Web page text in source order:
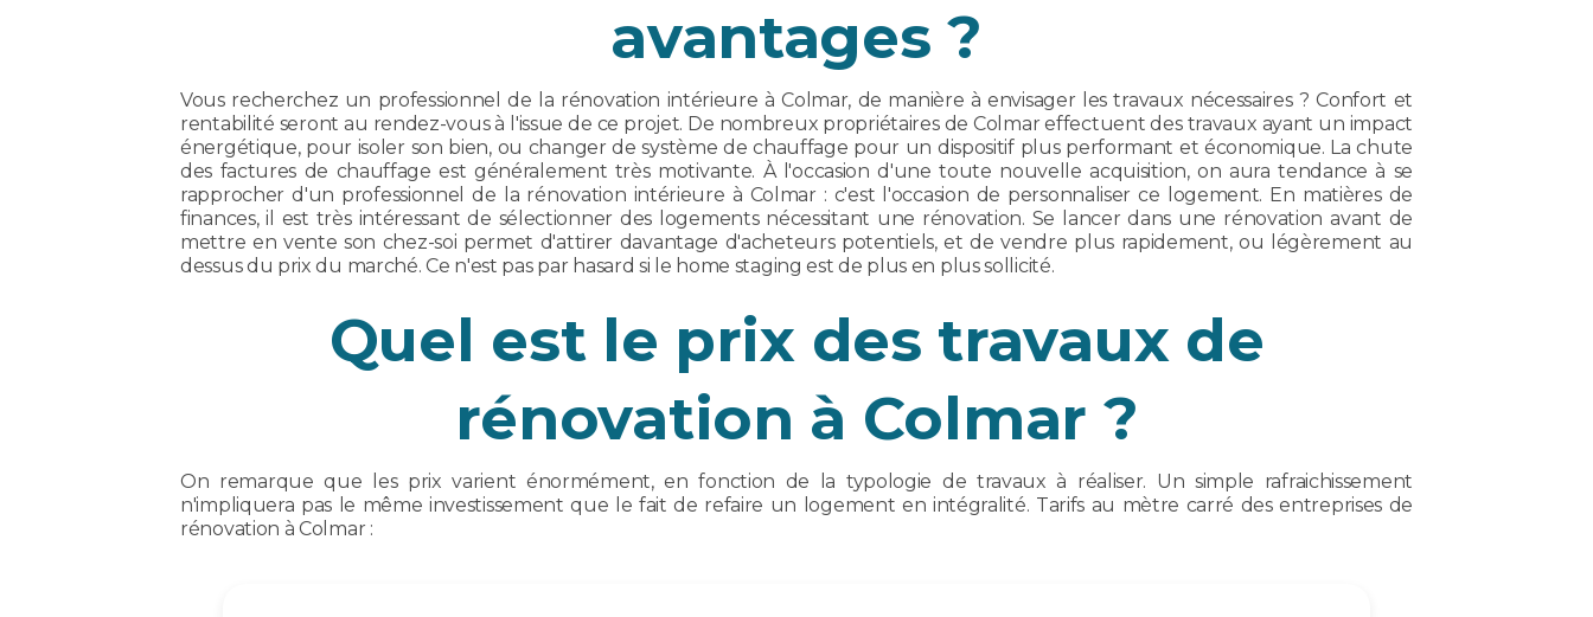
avantages ?
Vous recherchez un professionnel de la rénovation intérieure à Colmar, de manière à envisager les travaux nécessaires ? Confort et
rentabilité seront au rendez-vous à l'issue de ce projet. De nombreux propriétaires de Colmar effectuent des travaux ayant un impact
énergétique, pour isoler son bien, ou changer de système de chauffage pour un dispositif plus performant et économique. La chute
des factures de chauffage est généralement très motivante. À l'occasion d'une toute nouvelle acquisition, on aura tendance à se
rapprocher d'un professionnel de la rénovation intérieure à Colmar : c'est l'occasion de personnaliser ce logement. En matières de
finances, il est très intéressant de sélectionner des logements nécessitant une rénovation. Se lancer dans une rénovation avant de
mettre en vente son chez-soi permet d'attirer davantage d'acheteurs potentiels, et de vendre plus rapidement, ou légèrement au
dessus du prix du marché. Ce n'est pas par hasard si le home staging est de plus en plus sollicité.
Quel est le prix des travaux de
rénovation à Colmar ?
On remarque que les prix varient énormément, en fonction de la typologie de travaux à réaliser. Un simple rafraichissement
n'impliquera pas le même investissement que le fait de refaire un logement en intégralité. Tarifs au mètre carré des entreprises de
rénovation à Colmar :